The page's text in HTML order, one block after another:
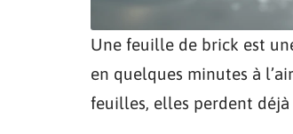
Une feuille de brick est
en quelques minutes à
feuilles, elles perdent déjà